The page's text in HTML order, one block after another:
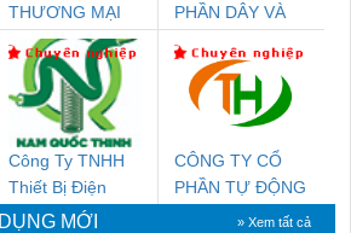
THƯƠNG MẠI
THIÊN ÂN VIỆT
NAM
PHẦN DÂY VÀ
THƯỢNG ĐÌNH
Công Ty TNHH
Thiết Bị Điện
Nam Quốc Thịnh
CÔNG TY CỔ
PHẦN TỰ ĐỘNG
TIẾN HƯNG
MỚI » Xem tất cả